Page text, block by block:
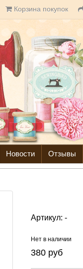
Корзина покупок
Новости Отзывы
Артикул:-
Нет в наличии
380 руб